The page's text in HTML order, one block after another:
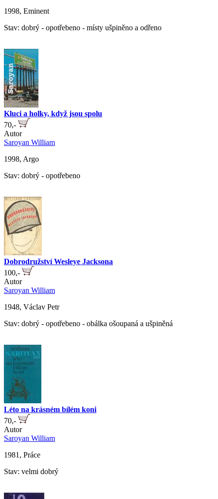
1998, Eminent
Stav: dobrý - opotřebeno - místy ušpiněno a odřeno
Kluci a holky, když jsou spolu
70,-
Autor
Saroyan William
1998, Argo
Stav: dobrý - opotřebeno
Dobrodružství Wesleye Jacksona
100,-
Autor
Saroyan William
1948, Václav Petr
Stav: dobrý - opotřebeno - obálka ošoupaná a ušpiněná
Léto na krásném bílém koni
70,-
Autor
Saroyan William
1981, Práce
Stav: velmi dobrý